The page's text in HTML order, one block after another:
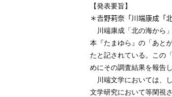
【発表要旨】
＊𠮷野莉奈「川端康成「
川端康成「北の海から
本『たまゆら』の「あと
たと記されている。この
めにその調査結果を報告し
川端文学においては、
文学研究において等閑視